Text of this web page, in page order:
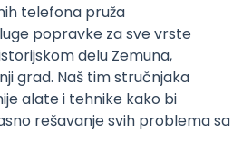
telefona pruža
popravke za sve vrste
delu Zemuna,
grad. Naš tim stručnjaka
alate i tehnike kako bi
rešavanje svih problema sa